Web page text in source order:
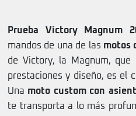
Prueba Victory Magnum
mandos de una de las motos
de Victory, la Magnum, que
prestaciones y diseño, es el
Una moto custom con
te transporta a lo más